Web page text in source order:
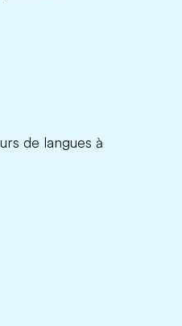
de langues à